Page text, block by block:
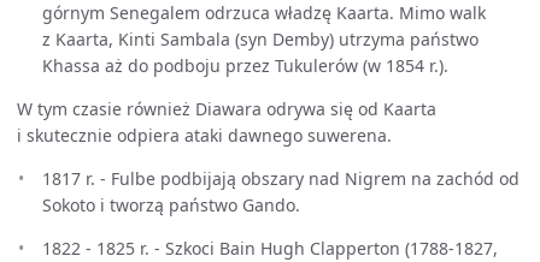
górnym Senegalem odrzuca władzę Kaarta. Mimo walk
z Kaarta, Kinti Sambala (syn Demby) utrzyma państwo
Khassa aż do podboju przez Tukulerów (w 1854 r.).
W tym czasie również Diawara odrywa się od Kaarta
i skutecznie odpiera ataki dawnego suwerena.
1817 r. - Fulbe podbijają obszary nad Nigrem na zachód od
Sokoto i tworzą państwo Gando.
1822 - 1825 r. - Szkoci Bain Hugh Clapperton (1788-1827,